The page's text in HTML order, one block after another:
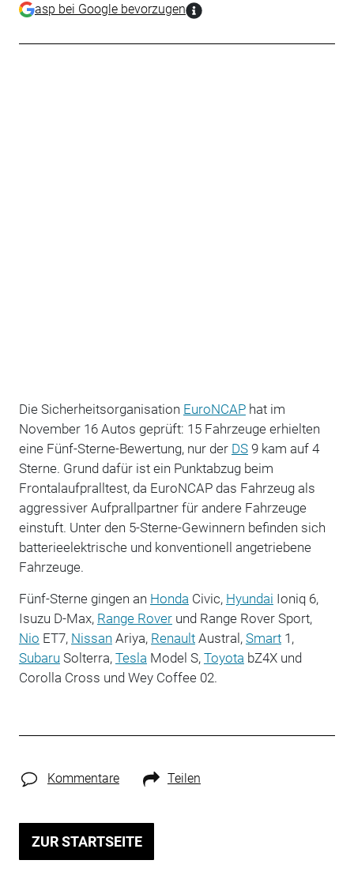
asp bei Google bevorzugen
Die Sicherheitsorganisation EuroNCAPhat im
November 16 Autos geprüft: 15 Fahrzeuge erhielten
eine Fünf-Sterne-Bewertung, nur der DS9 kam auf 4
Sterne. Grund dafür ist ein Punktabzug beim
Frontalaufpralltest, da EuroNCAP das Fahrzeug als
aggressiver Aufprallpartner für andere Fahrzeuge
einstuft. Unter den 5-Sterne-Gewinnern befinden sich
batterieelektrische und konventionell angetriebene
Fahrzeuge.
Fünf-Sterne gingen an Honda Civic, Hyundai Ioniq 6,
Isuzu D-Max, Range Roverund Range Rover Sport,
Nio ET7, Nissan Ariya, RenaultAustral, Smart1,
Subaru Solterra, Tesla Model S, Toyota bZ4X und
Corolla Cross und Wey Coffee 02.
Kommentare Teilen
ZUR STARTSEITE